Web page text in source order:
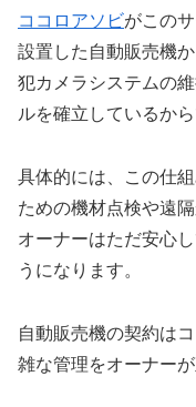
ココロアソビがこの
設置した自動販売機
犯カメラシステムの
ルを確立しているから
具体的には、この仕
ための機材点検や遠
オーナーはただ安心
うになります。
自動販売機の契約は
雑な管理をオーナー